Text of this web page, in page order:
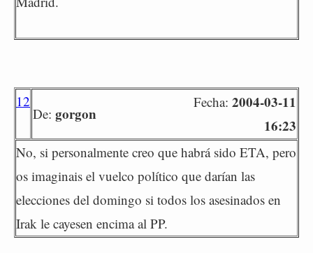
12
De: gorgon
Fecha: 2004-03-11
16:23
No, si personalmente creo que habrá sido ETA, pero
os imaginais el vuelco político que darían las
elecciones del domingo si todos los asesinados en
Irak le cayesen encima al PP.